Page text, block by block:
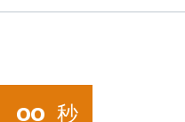
00 秒